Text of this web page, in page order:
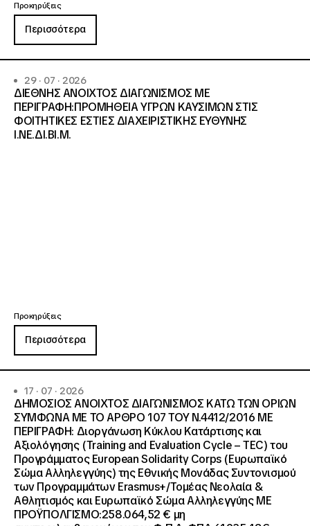
Προκηρύξεις
Περισσότερα
29 · 07 · 2026
ΔΙΕΘΝΗΣ ΑΝΟΙΧΤΟΣ ΔΙΑΓΩΝΙΣΜΟΣ ΜΕ
ΠΕΡΙΓΡΑΦΗ:ΠΡΟΜΗΘΕΙΑ ΥΓΡΩΝ ΚΑΥΣΙΜΩΝ ΣΤΙΣ
ΦΟΙΤΗΤΙΚΕΣ ΕΣΤΙΕΣ ΔΙΑΧΕΙΡΙΣΤΙΚΗΣ ΕΥΘΥΝΗΣ
Ι.ΝΕ.ΔΙ.ΒΙ.Μ.
Προκηρύξεις
Περισσότερα
17 · 07 · 2026
ΔΗΜΟΣΙΟΣ ΑΝΟΙΧΤΟΣ ΔΙΑΓΩΝΙΣΜΟΣ ΚΑΤΩ ΤΩΝ ΟΡΙΩΝ
ΣΥΜΦΩΝΑ ΜΕ ΤΟ ΑΡΘΡΟ 107 ΤΟΥ Ν.4412/2016 ΜΕ
ΠΕΡΙΓΡΑΦΗ: Διοργάνωση Κύκλου Κατάρτισης και
Αξιολόγησης (Training and Evaluation Cycle – TEC) του
Προγράμματος European Solidarity Corps (Ευρωπαϊκό
Σώμα Αλληλεγγύης) της Εθνικής Μονάδας Συντονισμού
των Προγραμμάτων Erasmus+/Τομέας Νεολαία &
Αθλητισμός και Ευρωπαϊκό Σώμα Αλληλεγγύης ΜΕ
ΠΡΟΫΠΟΛΓΙΣΜΟ:258.064,52 € μη